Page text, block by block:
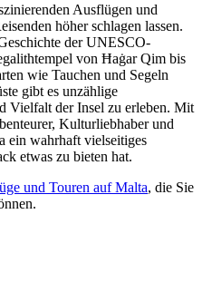
Ausflügen und
höher schlagen lassen.
der UNESCO-
von Ħaġar Qim bis
wie Tauchen und Segeln
gibt es unzählige
Vielfalt der Insel zu erleben. Mit
Kulturliebhaber und
ein wahrhaft vielseitiges
etwas zu bieten hat.
und Touren auf Malta, die Sie